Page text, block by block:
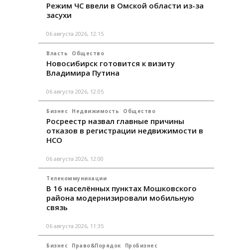
Режим ЧС ввели в Омской области из-за
засухи
06 августа 2026, 12:15
Власть Общество
Новосибирск готовится к визиту
Владимира Путина
06 августа 2026, 12:05
Бизнес Недвижимость Общество
Росреестр назвал главные причины
отказов в регистрации недвижимости в
НСО
06 августа 2026, 12:00
Телекоммуникации
В 16 населённых пунктах Мошковского
района модернизировали мобильную
связь
06 августа 2026, 11:35
Бизнес Право&Порядок ПроБизнес